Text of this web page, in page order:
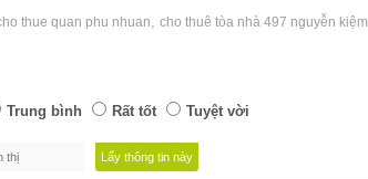
thue quan phu nhuan cho thuê tòa nhà 497 nguyễn kiệm
Trung bình Rất tốt Tuyệt vời